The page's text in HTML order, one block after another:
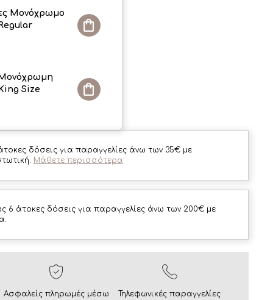
Μονόχρωμο
Size
δόσεις για παραγγελίες άνω των 35€ με
Μάθετε περισσότερα
6 άτοκες δόσεις για παραγγελίες άνω των 200€ με
Ασφαλείς πληρωμές μέσω
Τηλεφωνικές παραγγελίες